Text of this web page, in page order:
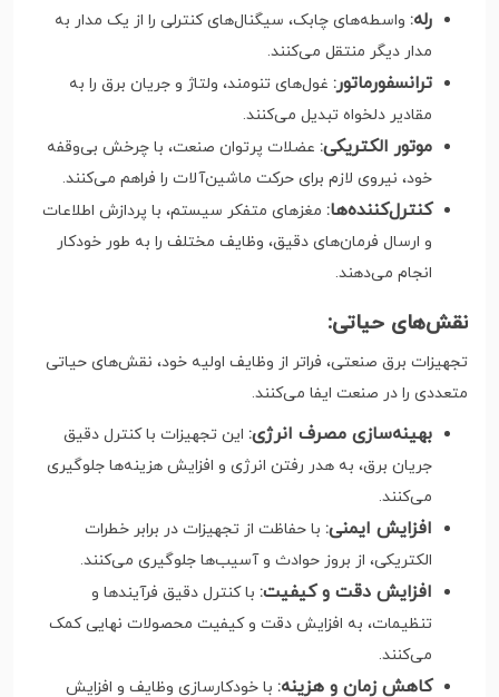
رله: واسطه‌های چابک، سیگنال‌های کنترلی را از یک مدار به
مدار دیگر منتقل می‌کنند.
ترانسفورماتور: غول‌های تنومند، ولتاژ و جریان برق را به
مقادیر دلخواه تبدیل می‌کنند.
موتور الکتریکی: عضلات پرتوان صنعت، با چرخش بی‌وقفه
خود، نیروی لازم برای حرکت ماشین‌آلات را فراهم می‌کنند.
کنترل‌کننده‌ها: مغزهای متفکر سیستم، با پردازش اطلاعات
و ارسال فرمان‌های دقیق، وظایف مختلف را به طور خودکار
انجام می‌دهند.
نقش‌های حیاتی:
تجهیزات برق صنعتی، فراتر از وظایف اولیه خود، نقش‌های حیاتی
متعددی را در صنعت ایفا می‌کنند.
بهینه‌سازی مصرف انرژی: این تجهیزات با کنترل دقیق
جریان برق، به هدر رفتن انرژی و افزایش هزینه‌ها جلوگیری
می‌کنند.
افزایش ایمنی: با حفاظت از تجهیزات در برابر خطرات
الکتریکی، از بروز حوادث و آسیب‌ها جلوگیری می‌کنند.
افزایش دقت و کیفیت: با کنترل دقیق فرآیندها و
تنظیمات، به افزایش دقت و کیفیت محصولات نهایی کمک
می‌کنند.
کاهش زمان و هزینه: با خودکارسازی وظایف و افزایش